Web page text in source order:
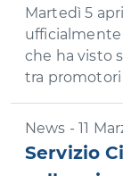
Martedì 5
che ha visto
tra
News - 11
Servizio